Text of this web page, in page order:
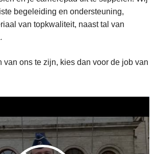
begeleiding en ondersteuning,
van topkwaliteit, naast tal van
van ons te zijn, kies dan voor de job van